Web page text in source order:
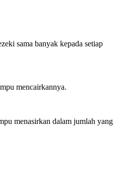
sama banyak kepada setiap
mencairkannya.
menasirkan dalam jumlah yang